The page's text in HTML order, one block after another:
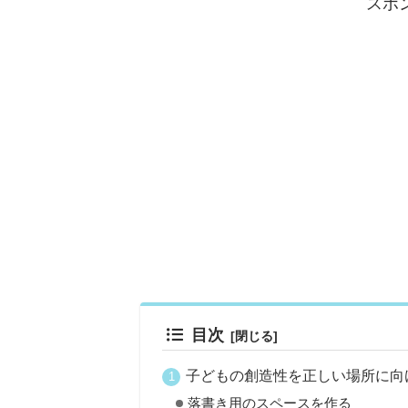
目次
子どもの創造性を正しい場所に向
落書き用のスペースを作る